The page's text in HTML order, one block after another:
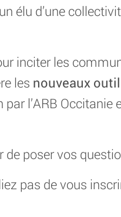
élu d’une
inciter les
les nouveaux
l’ARB Occitanie
poser vos
pas de vous